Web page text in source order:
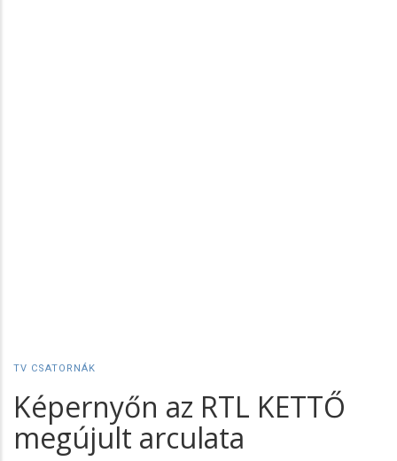
TV CSATORNÁK
Képernyőn az RTL KETTŐ
megújult arculata